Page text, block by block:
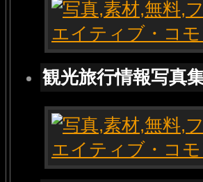
観光旅行情報写真